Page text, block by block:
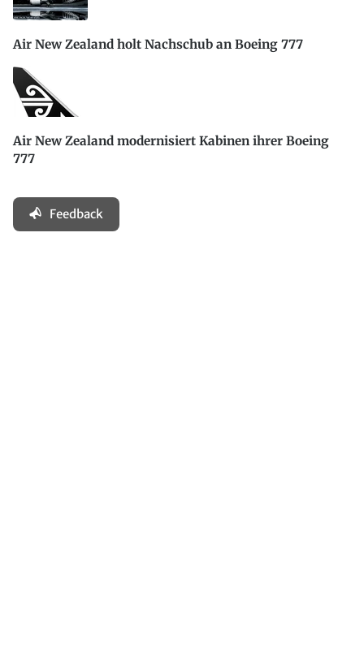
Air New Zealand holt Nachschub an Boeing 777
Air New Zealand modernisiert Kabinen ihrer Boeing
777
Feedback